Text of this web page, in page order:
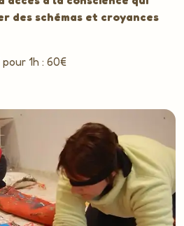
des schémas et croyances
1h : 60€